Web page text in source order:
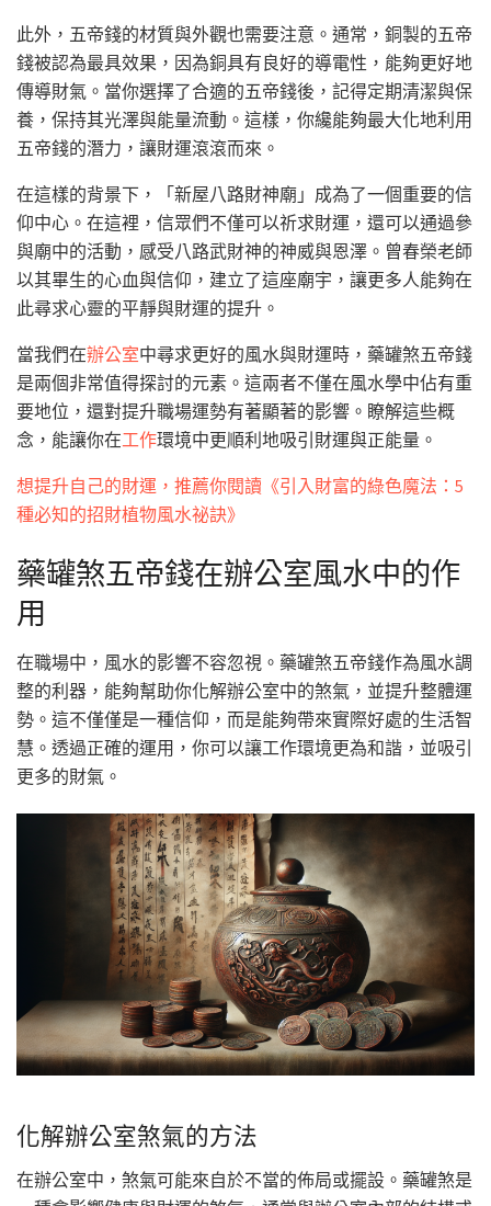
此外，五帝錢的材質與外觀也需要注意。通常，銅製的五帝
錢被認為最具效果，因為銅具有良好的導電性，能夠更好地
傳導財氣。當你選擇了合適的五帝錢後，記得定期清潔與保
養，保持其光澤與能量流動。這樣，你纔能夠最大化地利用
五帝錢的潛力，讓財運滾滾而來。
在這樣的背景下，「新屋八路財神廟」成為了一個重要的信
仰中心。在這裡，信眾們不僅可以祈求財運，還可以通過參
與廟中的活動，感受八路武財神的神威與恩澤。曾春榮老師
以其畢生的心血與信仰，建立了這座廟宇，讓更多人能夠在
此尋求心靈的平靜與財運的提升。
當我們在辦公室中尋求更好的風水與財運時，藥罐煞五帝錢
是兩個非常值得探討的元素。這兩者不僅在風水學中佔有重
要地位，還對提升職場運勢有著顯著的影響。瞭解這些概
念，能讓你在工作環境中更順利地吸引財運與正能量。
想提升自己的財運，推薦你閱讀《引入財富的綠色魔法：5
種必知的招財植物風水祕訣》
藥罐煞五帝錢在辦公室風水中的作
用
在職場中，風水的影響不容忽視。藥罐煞五帝錢作為風水調
整的利器，能夠幫助你化解辦公室中的煞氣，並提升整體運
勢。這不僅僅是一種信仰，而是能夠帶來實際好處的生活智
慧。透過正確的運用，你可以讓工作環境更為和諧，並吸引
更多的財氣。
化解辦公室煞氣的方法
在辦公室中，煞氣可能來自於不當的佈局或擺設。藥罐煞是